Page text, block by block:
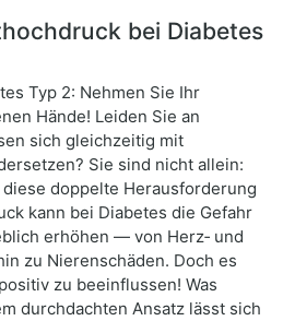
bei Diabetes
Typ 2: Nehmen Sie Ihr
Hände! Leiden Sie an
sich gleichzeitig mit
Sie sind nicht allein:
doppelte Herausforderung
kann bei Diabetes die Gefahr
erhöhen — von Herz‑ und
zu Nierenschäden. Doch es
zu beeinflussen! Was
durchdachten Ansatz lässt sich